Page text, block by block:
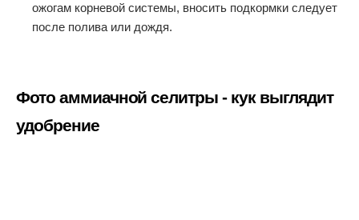
ожогам корневой системы, вносить подкормки следует
после полива или дождя.
Фото аммиачной селитры - кук выглядит
удобрение